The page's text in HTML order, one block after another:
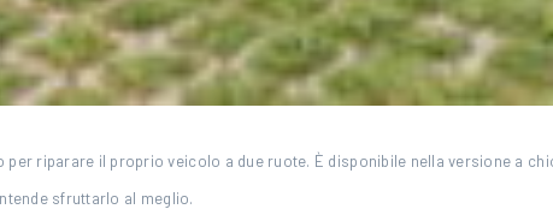
per riparare il proprio veicolo a due ruote. È disponibile nella versione a
sfruttarlo al meglio.